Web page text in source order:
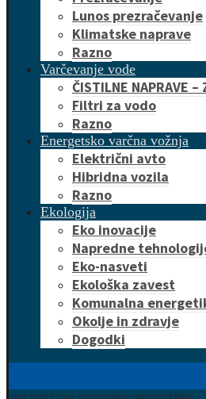
Lunos prezračevanje
Klimatske naprave
Razno
Varčevanje vode
ČISTILNE NAPRAVE –
Filtri za vodo
Razno
Energetsko varčna vožnja
Električni avto
Hibridna vozila
Razno
Ekologija
Eko inovacije
Napredne
Eko-nasveti
Ekološka zavest
Komunalna
Okolje in zdravje
Dogodki